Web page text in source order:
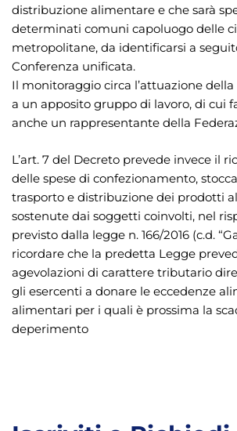
distribuzione alimentare e che sarà
determinati comuni capoluogo delle
metropolitane, da identificarsi a
Conferenza unificata.
Il monitoraggio circa l’attuazione
a un apposito gruppo di lavoro, di cui
anche un rappresentante della
L’art. 7 del Decreto prevede invece il
delle spese di confezionamento,
trasporto e distribuzione dei prodotti
sostenute dai soggetti coinvolti, nel
previsto dalla legge n. 166/2016 (c.d.
ricordare che la predetta Legge
agevolazioni di carattere tributario
gli esercenti a donare le eccedenze
alimentari per i quali è prossima la
deperimento